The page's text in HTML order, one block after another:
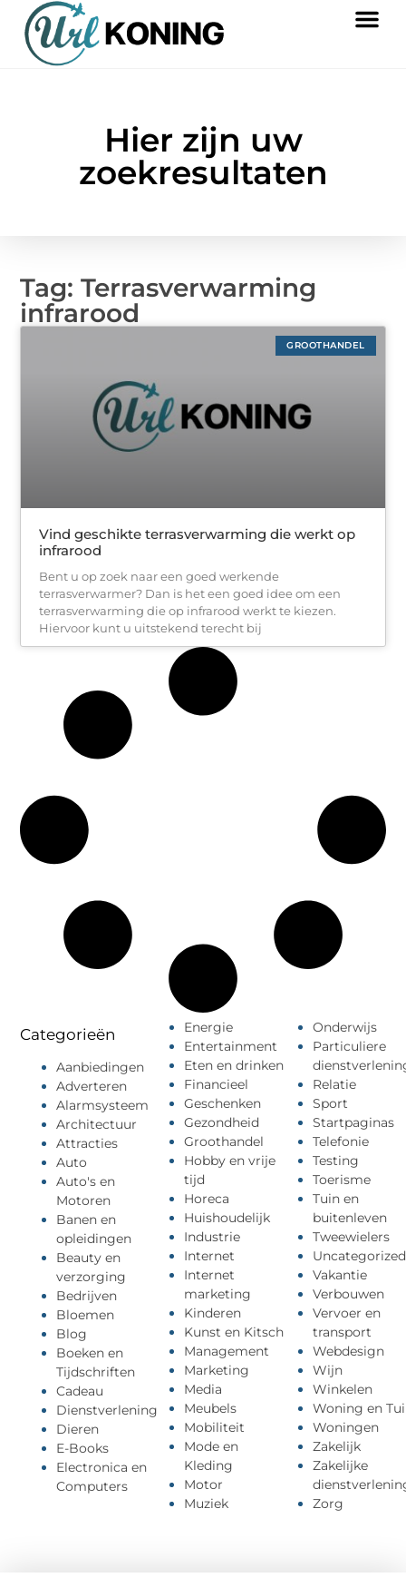
Hier zijn uw
zoekresultaten
Tag: Terrasverwarming
infrarood
GROOTHANDEL
Vind geschikte terrasverwarming die werkt op
infrarood
Bent u op zoek naar een goed werkende
terrasverwarmer? Dan is het een goed idee om een
terrasverwarming die op infrarood werkt te kiezen.
Hiervoor kunt u uitstekend terecht bij
Categorieën
Aanbiedingen
Adverteren
Alarmsysteem
Architectuur
Attracties
Auto
Auto's en
Motoren
Banen en
opleidingen
Beauty en
verzorging
Bedrijven
Bloemen
Blog
Boeken en
Tijdschriften
Cadeau
Dienstverlening
Dieren
E-Books
Electronica en
Computers
Energie
Entertainment
Eten en drinken
Financieel
Geschenken
Gezondheid
Groothandel
Hobby en vrije
tijd
Horeca
Huishoudelijk
Industrie
Internet
Internet
marketing
Kinderen
Kunst en Kitsch
Management
Marketing
Media
Meubels
Mobiliteit
Mode en
Kleding
Motor
Muziek
Onderwijs
Particuliere
Relatie
Sport
Startpaginas
Telefonie
Testing
Toerisme
Tuin en
buitenleven
Tweewielers
Uncategorized
Vakantie
Verbouwen
Vervoer en
transport
Webdesign
Wijn
Winkelen
Woning en
Woningen
Zakelijk
Zakelijke
Zorg